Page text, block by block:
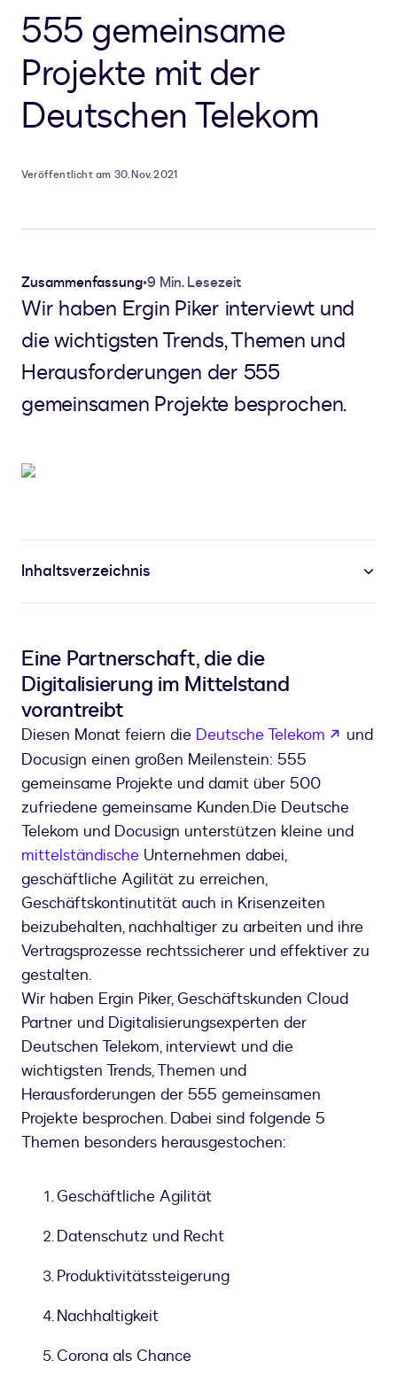
555 gemeinsame
Projekte mit der
Deutschen Telekom
Veröffentlicht am 30. Nov. 2021
Zusammenfassung•9 Min. Lesezeit
Wir haben Ergin Piker interviewt und
die wichtigsten Trends, Themen und
Herausforderungen der 555
gemeinsamen Projekte besprochen.
Inhaltsverzeichnis
Eine Partnerschaft, die die
Digitalisierung im Mittelstand
vorantreibt
Diesen Monat feiern die Deutsche Telekom wird in
und
Docusign einen großen Meilenstein: 555
gemeinsame Projekte und damit über 500
zufriedene gemeinsame Kunden.Die Deutsche
Telekom und Docusign unterstützen kleine und
mittelständische Unternehmen dabei,
geschäftliche Agilität zu erreichen,
Geschäftskontinutität auch in Krisenzeiten
beizubehalten, nachhaltiger zu arbeiten und ihre
Vertragsprozesse rechtssicherer und effektiver zu
gestalten.
Wir haben Ergin Piker, Geschäftskunden Cloud
Partner und Digitalisierungsexperten der
Deutschen Telekom, interviewt und die
wichtigsten Trends, Themen und
Herausforderungen der 555 gemeinsamen
Projekte besprochen. Dabei sind folgende 5
Themen besonders herausgestochen:
Geschäftliche Agilität
Datenschutz und Recht
Produktivitätssteigerung
Nachhaltigkeit
Corona als Chance